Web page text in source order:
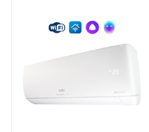
мобильного приложения
по Wi-Fi
Система
неисправности